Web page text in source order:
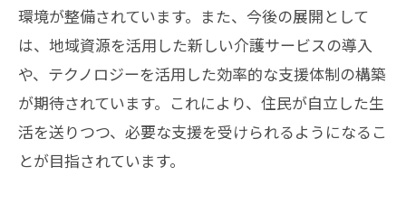
環境が整備されています。また、今後の展開として
は、地域資源を活用した新しい介護サービスの導入
や、テクノロジーを活用した効率的な支援体制の構築
が期待されています。これにより、住民が自立した生
活を送りつつ、必要な支援を受けられるようになるこ
とが目指されています。